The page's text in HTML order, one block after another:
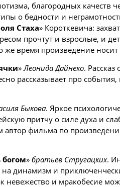
благородных качеств
о бедности и
Стаха» Короткевича:
прочтут и взрослые, и
же время произведение
»Леонида Дайнеко. Рассказ
рассказывает про события,
Быкова. Яркое
притчу о силе духа и
фильма по
» братьев Стругацких.
на динамизм и
невежество и мракобесие